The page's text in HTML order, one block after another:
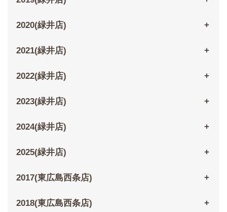
2020(緑井店)
2021(緑井店)
2022(緑井店)
2023(緑井店)
2024(緑井店)
2025(緑井店)
2017(東広島西条店)
2018(東広島西条店)